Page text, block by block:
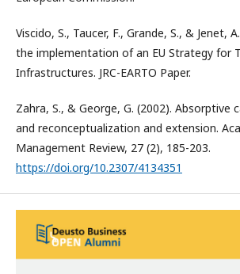
Viscido, S., Taucer, F., Grande, S., & Jenet,
the implementation of an EU Strategy for
Infrastructures. JRC-EARTO Paper.
Zahra, S., & George, G. (2002). Absorptive
and reconceptualization and extension.
Management Review, 27 (2), 185-203.
https://doi.org/10.2307/4134351